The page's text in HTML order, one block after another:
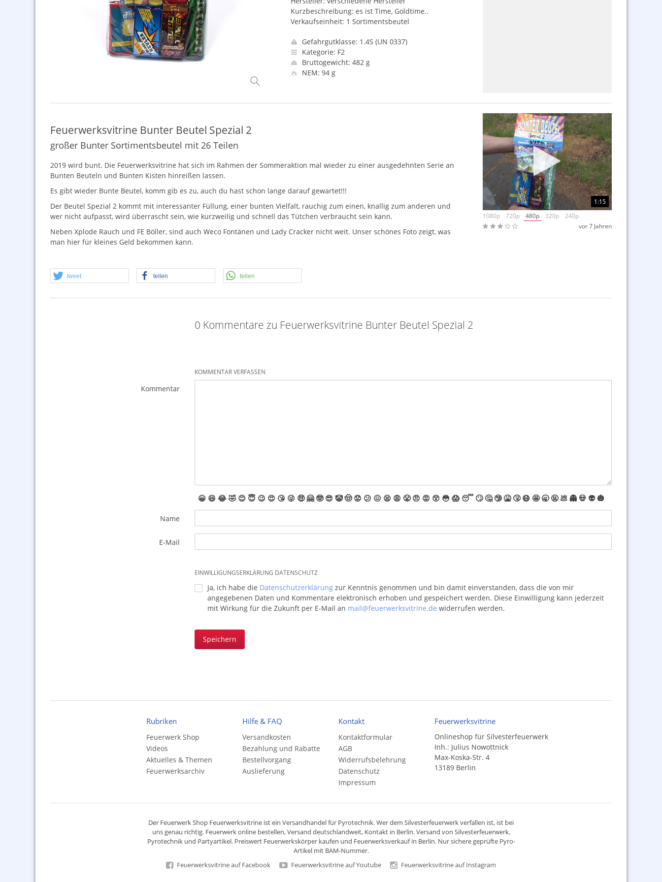
Kurzbeschreibung: es ist Time, Goldtime..
Verkaufseinheit: 1 Sortimentsbeutel
Gefahrgutklasse: 1.4S (UN 0337)
Kategorie: F2
Bruttogewicht: 482 g
NEM: 94 g
Feuerwerksvitrine Bunter Beutel Spezial 2
großer Bunter Sortimentsbeutel mit 26 Teilen
2019 wird bunt. Die Feuerwerksvitrine hat sich im Rahmen der Sommeraktion mal wieder zu einer ausgedehnten Serie an
Bunten Beuteln und Bunten Kisten hinreißen lassen.
Es gibt wieder Bunte Beutel, komm gib es zu, auch du hast schon lange darauf gewartet!!!
Der Beutel Spezial 2 kommt mit interessanter Füllung, einer bunten Vielfalt, rauchig zum einen, knallig zum anderen und
wer nicht aufpasst, wird überrascht sein, wie kurzweilig und schnell das Tütchen verbraucht sein kann.
Neben Xplode Rauch und FE Böller, sind auch Weco Fontänen und Lady Cracker nicht weit. Unser schönes Foto zeigt, was
man hier für kleines Geld bekommen kann.
tweet teilen teilen
1:15
1080p
720p 480p 320p
240p
vor 7 Jahren
0 Kommentare zu Feuerwerksvitrine Bunter Beutel Spezial 2
KOMMENTAR VERFASSEN
Kommentar
😀 😆 😂🤣 😊 😇 😉 😍 😘 😜 🤑 🤗 🤓 😎 🤡🤠 😟 😕 😖 😫 😩 😤 😠 😡 😲 😳 😱 😴 🙄 🤔 🤥 🤮 🤧 😷 🤩 🥱 🤬 💩 👻 💀 👽 🎃
Name
E-Mail
EINWILLIGUNGSERKLÄRUNG DATENSCHUTZ
Ja, ich habe die Datenschutzerklärungzur Kenntnis genommen und bin damit einverstanden, dass die von mir
angegebenen Daten und Kommentare elektronisch erhoben und gespeichert werden. Diese Einwilligung kann jederzeit
mit Wirkung für die Zukunft per E-Mail an mail@feuerwerksvitrine.de widerrufen werden.
Speichern
Rubriken
Feuerwerk Shop
Videos
Aktuelles & Themen
Feuerwerksarchiv
Hilfe & FAQ
Versandkosten
Bezahlung und Rabatte
Bestellvorgang
Auslieferung
Kontakt
Kontaktformular
AGB
Widerrufsbelehrung
Datenschutz
Impressum
Feuerwerksvitrine
Onlineshop für Silvesterfeuerwerk
Inh.: Julius Nowottnick
Max-Koska-Str. 4
13189 Berlin
Der Feuerwerk Shop Feuerwerksvitrine ist ein Versandhandelfür Pyrotechnik. Wer dem Silvesterfeuerwerk verfallen ist, ist bei
uns genau richtig. Feuerwerk online bestellen,Versand deutschlandweit, Kontakt in Berlin. Versand von Silvesterfeuerwerk,
Pyrotechnikund Partyartikel. Preiswert Feuerwerkskörperkaufen und Feuerwerksverkauf in Berlin. Nur sichere geprüfte Pyro-
Artikel mit BAM-Nummer.
Feuerwerksvitrine auf Facebook
Feuerwerksvitrine auf Youtube Feuerwerksvitrine auf Instagram